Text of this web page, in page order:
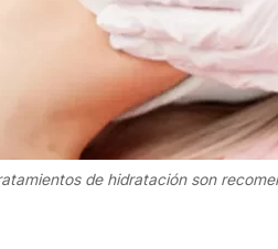
de hidratación son